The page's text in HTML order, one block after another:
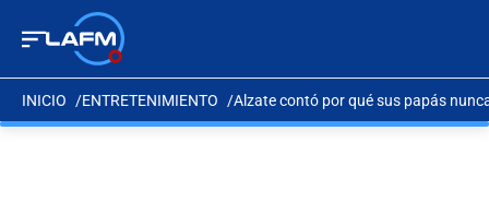
INICIO ENTRETENIMIENTO Alzate contó por qué sus papás